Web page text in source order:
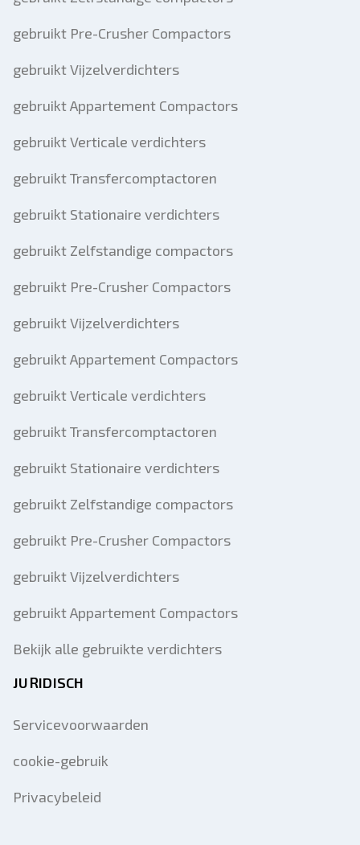
gebruikt Pre-Crusher Compactors
gebruikt Vijzelverdichters
gebruikt Appartement Compactors
gebruikt Verticale verdichters
gebruikt Transfercomptactoren
gebruikt Stationaire verdichters
gebruikt Zelfstandige compactors
gebruikt Pre-Crusher Compactors
gebruikt Vijzelverdichters
gebruikt Appartement Compactors
gebruikt Verticale verdichters
gebruikt Transfercomptactoren
gebruikt Stationaire verdichters
gebruikt Zelfstandige compactors
gebruikt Pre-Crusher Compactors
gebruikt Vijzelverdichters
gebruikt Appartement Compactors
Bekijk alle gebruikte verdichters
JURIDISCH
Servicevoorwaarden
cookie-gebruik
Privacybeleid